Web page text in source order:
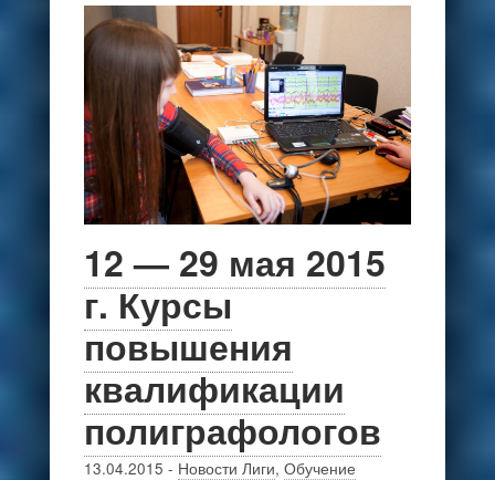
12 — 29 мая 2015
г. Курсы
повышения
квалификации
полиграфологов
13.04.2015 - Новости Лиги, Обучение